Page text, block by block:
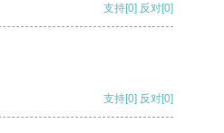
支持[0] 反对[0]
支持[0] 反对[0]